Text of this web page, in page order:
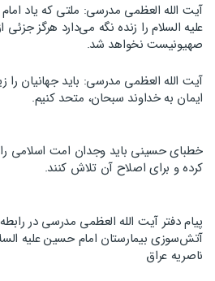
آیت الله العظمی مدرسی: ملتی که یاد
علیه السلام را زنده نگه می‌دارد هرگز جزئی
صهیونیست نخواهد شد.
آیت الله العظمی مدرسی: باید جهانیان را
ایمان به خداوند سبحان، متحد کنیم.
خطبای حسینی باید وجدان امت اسلامی را
کرده و برای اصلاح آن تلاش کنند.
پیام دفتر آیت الله العظمی مدرسی در
آتش‌سوزی بیمارستان امام حسین علیه
ناصریه عراق